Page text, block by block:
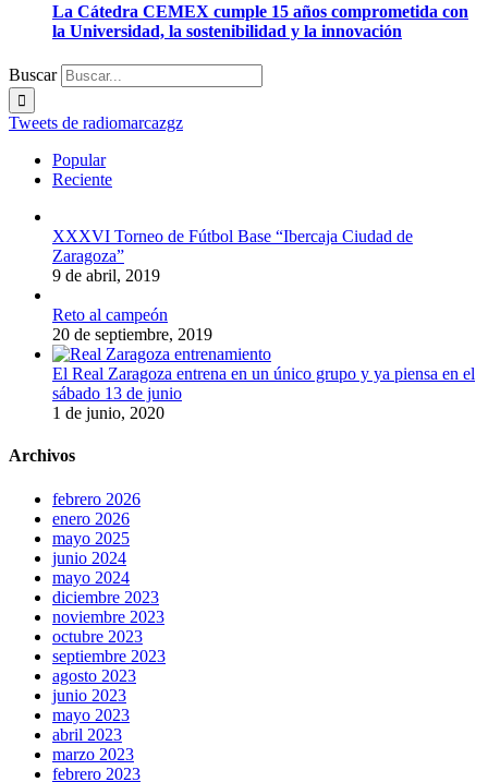
La Cátedra CEMEX cumple 15 años comprometida con
la Universidad, la sostenibilidad y la innovación
Buscar
Tweets de radiomarcazgz
Popular
Reciente
XXXVI Torneo de Fútbol Base “Ibercaja Ciudad de
Zaragoza”
9 de abril, 2019
Reto al campeón
20 de septiembre, 2019
El Real Zaragoza entrena en un único grupo y ya piensa en el
sábado 13 de junio
1 de junio, 2020
Archivos
febrero 2026
enero 2026
mayo 2025
junio 2024
mayo 2024
diciembre 2023
noviembre 2023
octubre 2023
septiembre 2023
agosto 2023
junio 2023
mayo 2023
abril 2023
marzo 2023
febrero 2023